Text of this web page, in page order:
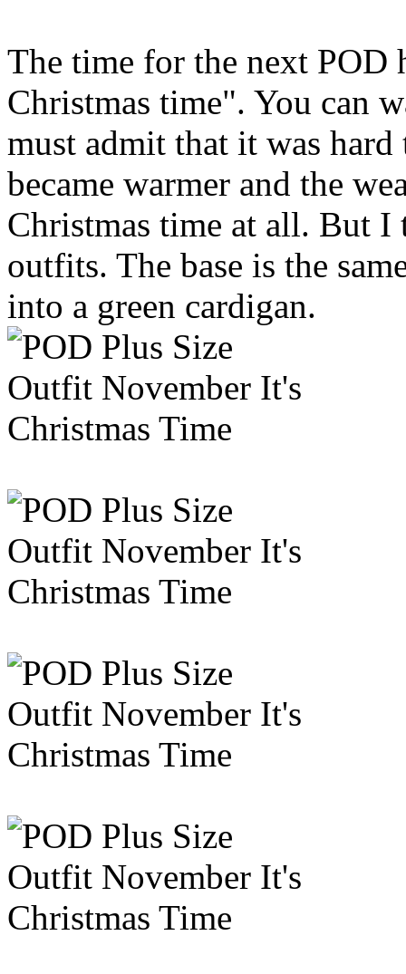
The time for the next POD
Christmas time". You can
must admit that it was
became warmer and the
Christmas time at all. But
outfits. The base is the
into a green cardigan.